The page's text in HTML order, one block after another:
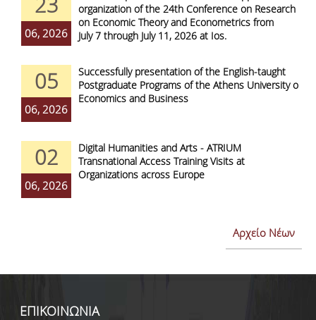
06, 2026
organization of the 24th Conference on Research
on Economic Theory and Econometrics from
July 7 through July 11, 2026 at Ios.
05
06, 2026
Successfully presentation of the English-taught
Postgraduate Programs of the Athens University of
Economics and Business
02
06, 2026
Digital Humanities and Arts - ATRIUM
Transnational Access Training Visits at
Organizations across Europe
Αρχείο Νέων
ΕΠΙΚΟΙΝΩΝΙΑ